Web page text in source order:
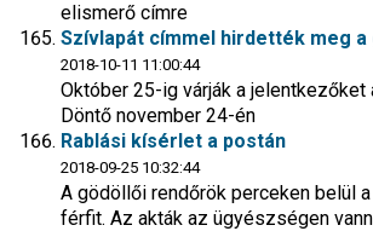
elismerő címre
Szívlapát címmel hirdették meg
2018-10-11 11:00:44
Október 25-ig várják a
Döntő november 24-én
Rablási kísérlet a postán
2018-09-25 10:32:44
A gödöllői rendőrök perceken belül
férfit. Az akták az ügyészségen